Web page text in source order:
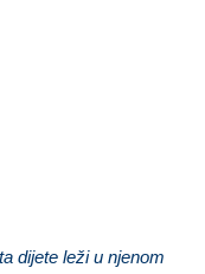
dijete leži u njenom